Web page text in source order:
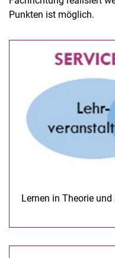
Punkten ist möglich.
Lernen in Theorie und